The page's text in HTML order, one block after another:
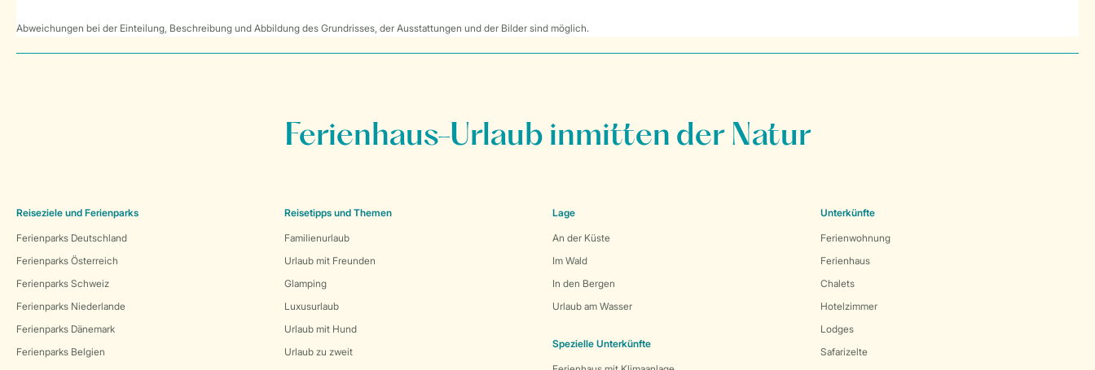
Abweichungen bei der Einteilung, Beschreibung und Abbildung des Grundrisses, der Ausstattungen und der Bilder sind möglich.
Ferienhaus-Urlaub inmitten der Natur
Reiseziele und Ferienparks
Ferienparks Deutschland
Ferienparks Österreich
Ferienparks Schweiz
Ferienparks Niederlande
Ferienparks Dänemark
Ferienparks Belgien
Reisetipps und Themen
Familienurlaub
Urlaub mit Freunden
Glamping
Luxusurlaub
Urlaub mit Hund
Urlaub zu zweit
Lage
An der Küste
Im Wald
In den Bergen
Urlaub am Wasser
Spezielle Unterkünfte
Unterkünfte
Ferienwohnung
Ferienhaus
Chalets
Hotelzimmer
Lodges
Safarizelte